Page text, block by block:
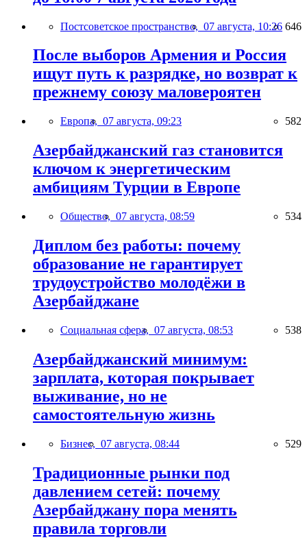
Постсоветское пространство, 07 августа, 10:26 646
После выборов Армения и Россия
ищут путь к разрядке, но возврат к
прежнему союзу маловероятен
Европа, 07 августа, 09:23 582
Азербайджанский газ становится
ключом к энергетическим
амбициям Турции в Европе
Общество, 07 августа, 08:59 534
Диплом без работы: почему
образование не гарантирует
трудоустройство молодёжи в
Азербайджане
Социальная сфера, 07 августа, 08:53 538
Азербайджанский минимум:
зарплата, которая покрывает
выживание, но не
самостоятельную жизнь
Бизнес, 07 августа, 08:44 529
Традиционные рынки под
давлением сетей: почему
Азербайджану пора менять
правила торговли